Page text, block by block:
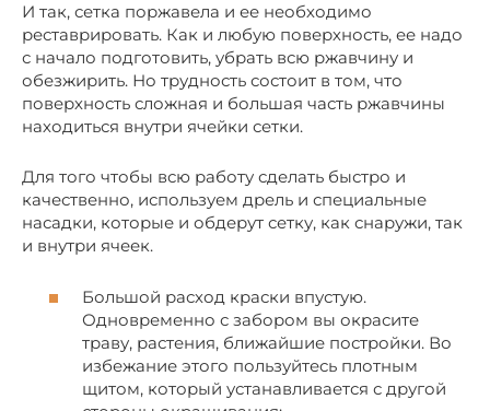
И так, сетка поржавела и ее необходимо
реставрировать. Как и любую поверхность, ее надо
с начало подготовить, убрать всю ржавчину и
обезжирить. Но трудность состоит в том, что
поверхность сложная и большая часть ржавчины
находиться внутри ячейки сетки.
Для того чтобы всю работу сделать быстро и
качественно, используем дрель и специальные
насадки, которые и обдерут сетку, как снаружи, так
и внутри ячеек.
Большой расход краски впустую.
Одновременно с забором вы окрасите
траву, растения, ближайшие постройки. Во
избежание этого пользуйтесь плотным
щитом, который устанавливается с другой